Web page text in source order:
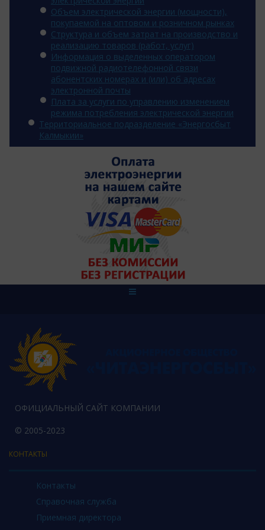
Объем электрической энергии (мощности),
покупаемой на оптовом и розничном рынках
Структура и объем затрат на производство и
реализацию товаров (работ, услуг)
Информация о выделенных оператором
подвижной радиотелефонной связи
абонентских номерах и (или) об адресах
электронной почты
Плата за услуги по управлению изменением
режима потребления электрической энергии
Территориальное подразделение «Энергосбыт
Калмыкии»
ОФИЦИАЛЬНЫЙ САЙТ КОМПАНИИ
© 2005-2023
КОНТАКТЫ
Контакты
Справочная служба
Приемная директора